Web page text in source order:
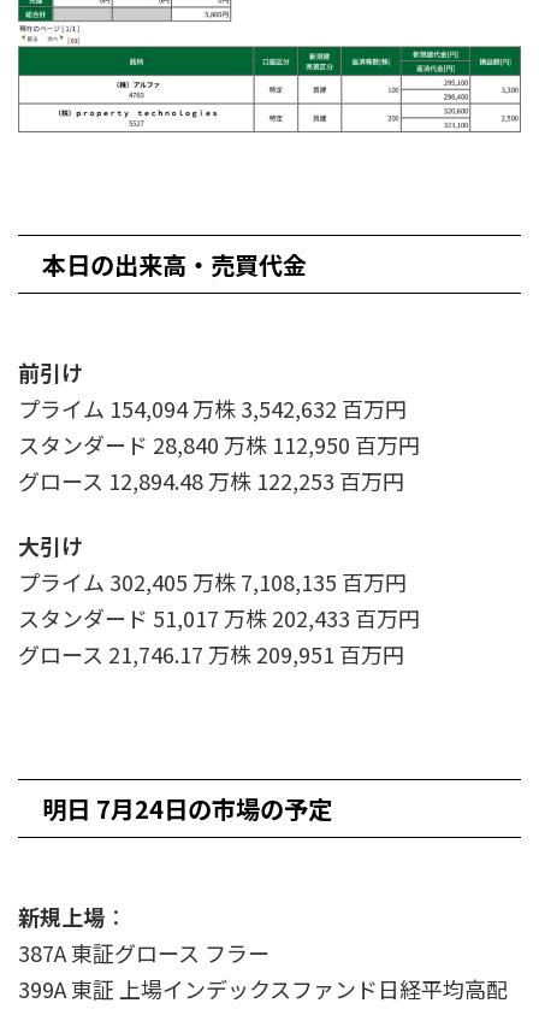
本日の出来高・売買代金
前引け
プライム 154,094 万株 3,542,632 百万円
スタンダード 28,840 万株 112,950 百万円
グロース 12,894.48 万株 122,253 百万円
大引け
プライム 302,405 万株 7,108,135 百万円
スタンダード 51,017 万株 202,433 百万円
グロース 21,746.17 万株 209,951 百万円
明日 7月24日の市場の予定
新規上場 ：
387A 東証グロース フラー
399A 東証 上場インデックスファンド日経平均高配